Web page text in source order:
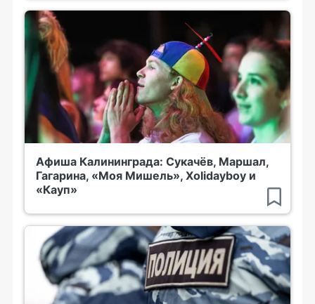
Афиша Калининграда: Сукачёв, Маршал,
Гагарина, «Моя Мишель», Xolidayboy и
«Кауп»